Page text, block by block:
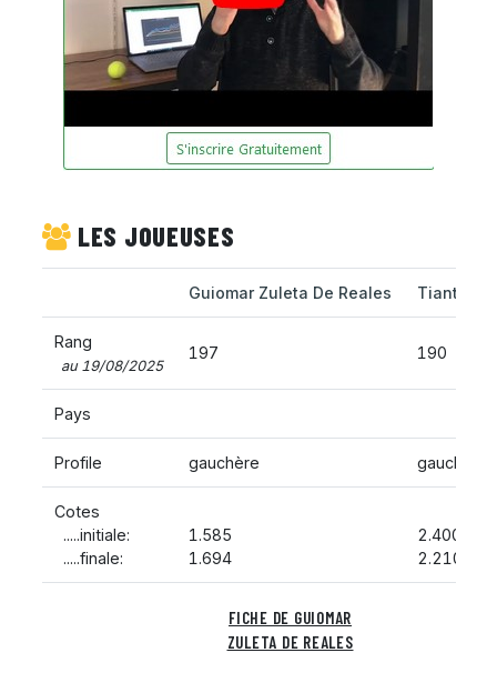
LES JOUEUSES
Guiomar Zuleta De Reales Tiantsoa
Rang
au 19/08/2025
197 190
Pays
Profile gauchère gauchère
Cotes
.....initiale:
.....finale:
1.585
1.694
2.400
2.210
FICHE DE GUIOMAR
ZULETA DE REALES